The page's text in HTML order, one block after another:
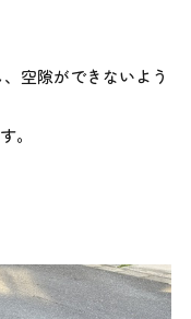
空隙ができないよう
。